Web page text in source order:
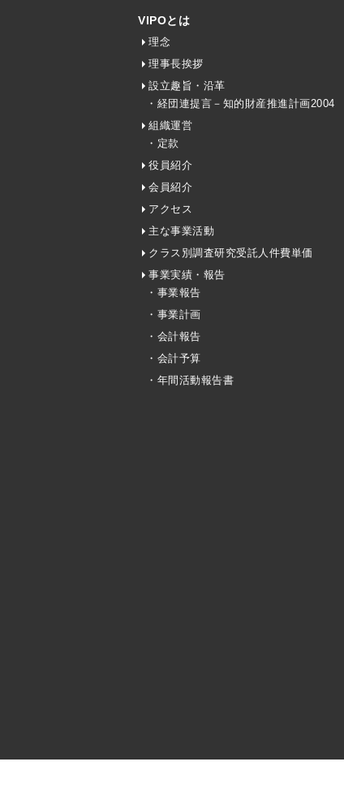
VIPOとは
理念
理事長挨拶
設立趣旨・沿革
・経団連提言－知的財産推進計画2004
組織運営
・定款
役員紹介
会員紹介
アクセス
主な事業活動
クラス別調査研究受託人件費単価
事業実績・報告
・事業報告
・事業計画
・会計報告
・会計予算
・年間活動報告書